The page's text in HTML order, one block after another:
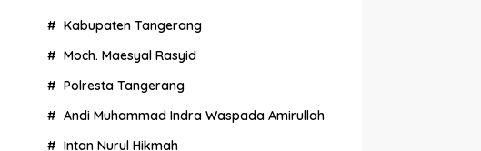
Kabupaten Tangerang
Moch. Maesyal Rasyid
Polresta Tangerang
Andi Muhammad Indra Waspada Amirullah
Intan Nurul Hikmah